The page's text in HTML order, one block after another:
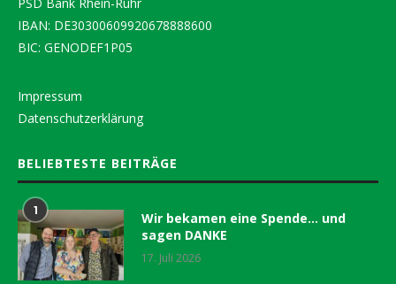
IBAN: DE30300609920678888600
BIC: GENODEF1P05
Impressum
Datenschutzerklärung
BELIEBTESTE BEITRÄGE
1
Wir bekamen eine Spende… und
sagen DANKE
17. Juli 2026